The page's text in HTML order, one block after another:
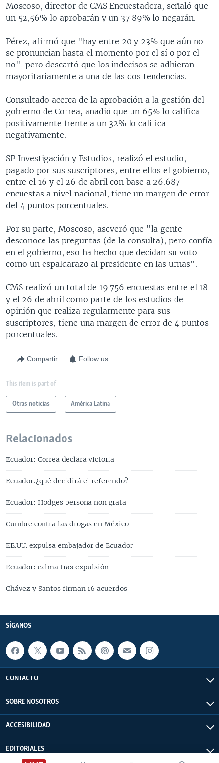
Moscoso, director de CMS Encuestadora, señaló que
un 52,56% lo aprobarán y un 37,89% lo negarán.
Pérez, afirmó que "hay entre 20 y 23% que aún no
se pronuncian hasta el momento por el sí o por el
no", pero descartó que los indecisos se adhieran
mayoritariamente a una de las dos tendencias.
Consultado acerca de la aprobación a la gestión del
gobierno de Correa, añadió que un 65% lo califica
positivamente frente a un 32% lo califica
negativamente.
SP Investigación y Estudios, realizó el estudio,
pagado por sus suscriptores, entre ellos el gobierno,
entre el 16 y el 26 de abril con base a 26.687
encuestas a nivel nacional, tiene un margen de error
del 4 puntos porcentuales.
Por su parte, Moscoso, aseveró que "la gente
desconoce las preguntas (de la consulta), pero confía
en el gobierno, eso ha hecho que decidan su voto
como un espaldarazo al presidente en las urnas".
CMS realizó un total de 19.756 encuestas entre el 18
y el 26 de abril como parte de los estudios de
opinión que realiza regularmente para sus
suscriptores, tiene una margen de error de 4 puntos
porcentuales.
Compartir Follow us
This item is part of
Otras noticias América Latina
Relacionados
Ecuador: Correa declara victoria
Ecuador:¿qué decidirá el referendo?
Ecuador: Hodges persona non grata
Cumbre contra las drogas en México
EE.UU. expulsa embajador de Ecuador
Ecuador: calma tras expulsión
Chávez y Santos firman 16 acuerdos
SÍGANOS
CONTACTO
SOBRE NOSOTROS
ACCESIBILIDAD
EDITORIALES